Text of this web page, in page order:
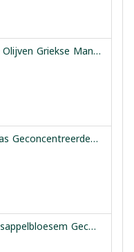
Shania Zwarte Olijven Griekse Manier 1.5kg
Rayner's Ananas Geconcentreerde Smaakessentie 25ml
Rayner's Sinaasappelbloesem Geconcentreerde Smaakessentie 28ml